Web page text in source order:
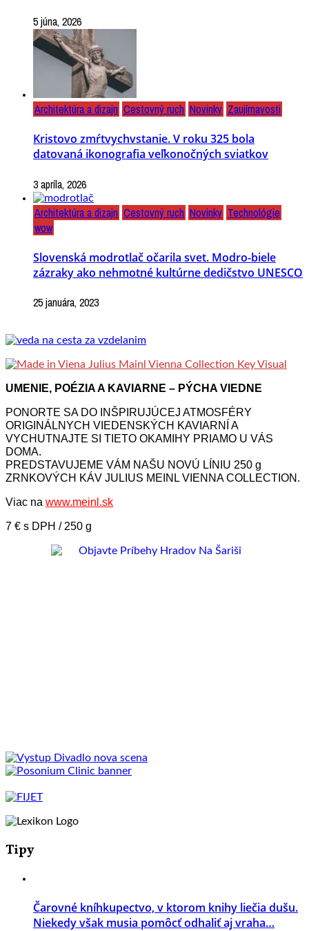
5 júna, 2026
Architektúra a dizajn Cestovný ruch Novinky Zaujímavosti
Kristovo zmŕtvychvstanie. V roku 325 bola
datovaná ikonografia veľkonočných sviatkov
3 apríla, 2026
Architektúra a dizajn Cestovný ruch Novinky Technológie
wow
Slovenská modrotlač očarila svet. Modro-biele
zázraky ako nehmotné kultúrne dedičstvo UNESCO
25 januára, 2023
UMENIE, POÉZIA A KAVIARNE – PÝCHA VIEDNE
PONORTE SA DO INŠPIRUJÚCEJ ATMOSFÉRY
ORIGINÁLNYCH VIEDENSKÝCH KAVIARNÍ A
VYCHUTNAJTE SI TIETO OKAMIHY PRIAMO U VÁS
DOMA.
PREDSTAVUJEME VÁM NAŠU NOVÚ LÍNIU 250 g
ZRNKOVÝCH KÁV JULIUS MEINL VIENNA COLLECTION.
Viac na www.meinl.sk
7 € s DPH / 250 g
Tipy
Čarovné kníhkupectvo, v ktorom knihy liečia dušu.
Niekedy však musia pomôcť odhaliť aj vraha…